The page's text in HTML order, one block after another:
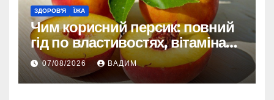
ЗДОРОВ'Я ЇЖА
Чим корисний персик: повний
гід по властивостях, вітамінах і
впливі на організм
07/08/2026 ВАДИМ